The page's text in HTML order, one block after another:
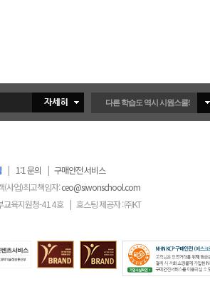
다른 학습도 역시 시원스쿨!
| 1:1 문의 | 구매안전 서비스
(사업)최고책임자:ceo@siwonschool.com
교육지원청-414호 | 호스팅 제공자 : ㈜KT